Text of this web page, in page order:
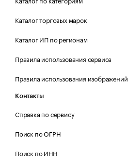
Каталог торговых марок
Каталог ИП по регионам
Правила использования сервиса
Правила использования изображений
Контакты
Справка по сервису
Поиск по ОГРН
Поиск по ИНН